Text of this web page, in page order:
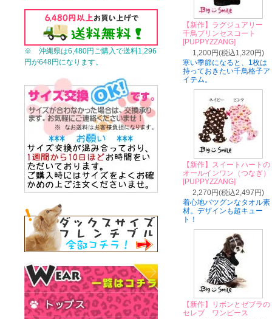
※ 沖縄県は6,480円ご購入で送料1,296
円が648円になります。
【新作】ラグジュアリー
千鳥プリンセスコート
[PUPPYZZANG]
1,200円(税込1,320円)
寒い季節になると、1枚は
持っておきたい千鳥格子ア
イテム。
【新作】スイートハートの
オールインワン（つなぎ）
[PUPPYZZANG]
2,270円(税込2,497円)
着心地バツグンなタオル素
材。デザインも超キュー
ト！
【新作】リボンとゼブラの
セレブ ワンピース